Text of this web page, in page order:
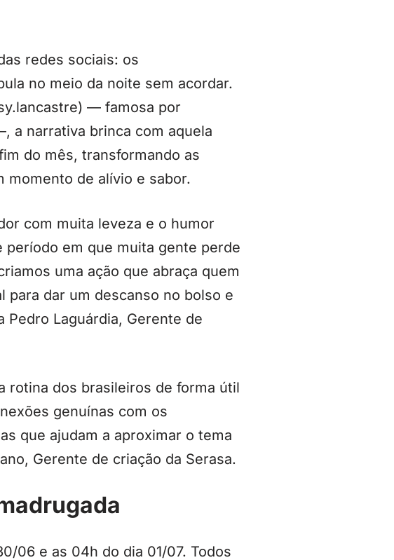
redes sociais: os
no meio da noite sem acordar.
— famosa por
a narrativa brinca com aquela
do mês, transformando as
momento de alívio e sabor.
com muita leveza e o humor
em que muita gente perde
uma ação que abraça quem
para dar um descanso no bolso e
Pedro Laguárdia, Gerente de
rotina dos brasileiros de forma útil
genuínas com os
que ajudam a aproximar o tema
Gerente de criação da Serasa.
06 e as 04h do dia 01/07. Todos